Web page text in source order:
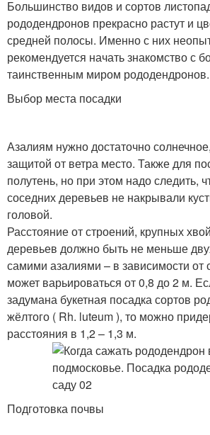
Большинство видов и сортов
рододендронов прекрасно растут и
средней полосы. Именно с них
рекомендуется начать знакомство с
таинственным миром рододендронов.
Выбор места посадки
Азалиям нужно достаточно
защитой от ветра место. Также для
полутень, но при этом надо следить,
соседних деревьев не накрывали
головой.
Расстояние от строений, крупных
деревьев должно быть не меньше
самими азалиями – в зависимости от
может варьироваться от 0,8 до 2 м.
задумана букетная посадка сортов
жёлтого ( Rh. luteum ), то можно
расстояния в 1,2 – 1,3 м.
Подготовка почвы